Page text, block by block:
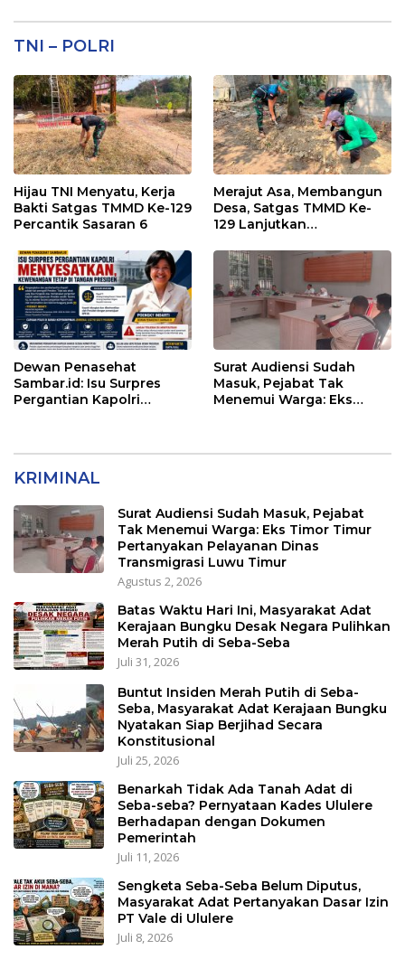
TNI – POLRI
Hijau TNI Menyatu, Kerja
Bakti Satgas TMMD Ke-129
Percantik Sasaran 6
Merajut Asa, Membangun
Desa, Satgas TMMD Ke-
129 Lanjutkan
Dewan Penasehat
Sambar.id: Isu Surpres
Pergantian Kapolri
Surat Audiensi Sudah
Masuk, Pejabat Tak
Menemui Warga: Eks
KRIMINAL
Surat Audiensi Sudah Masuk, Pejabat
Tak Menemui Warga: Eks Timor Timur
Pertanyakan Pelayanan Dinas
Transmigrasi Luwu Timur
Agustus 2, 2026
Batas Waktu Hari Ini, Masyarakat Adat
Kerajaan Bungku Desak Negara Pulihkan
Merah Putih di Seba-Seba
Juli 31, 2026
Buntut Insiden Merah Putih di Seba-
Seba, Masyarakat Adat Kerajaan Bungku
Nyatakan Siap Berjihad Secara
Konstitusional
Juli 25, 2026
Benarkah Tidak Ada Tanah Adat di
Seba-seba? Pernyataan Kades Ululere
Berhadapan dengan Dokumen
Pemerintah
Juli 11, 2026
Sengketa Seba-Seba Belum Diputus,
Masyarakat Adat Pertanyakan Dasar Izin
PT Vale di Ululere
Juli 8, 2026